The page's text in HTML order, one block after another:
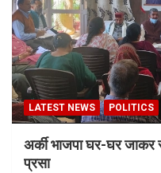
LATEST NEWS POLITICS
अर्की भाजपा घर-घर जाकर
प्रसा